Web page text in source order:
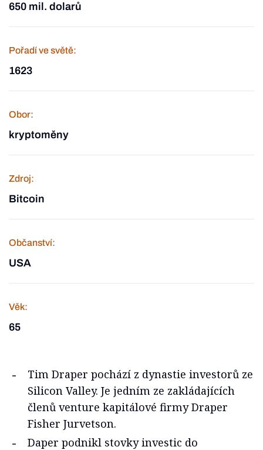
650 mil. dolarů
Pořadí ve světě:
1623
Obor:
kryptoměny
Zdroj:
Bitcoin
Občanství:
USA
Věk:
65
Tim Draper pochází z dynastie investorů ze
Silicon Valley. Je jedním ze zakládajících
členů venture kapitálové firmy Draper
Fisher Jurvetson.
Daper podnikl stovky investic do